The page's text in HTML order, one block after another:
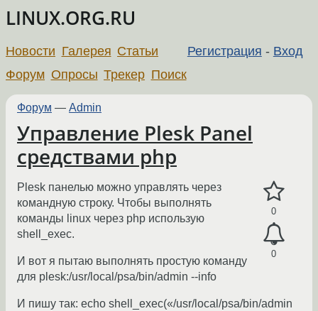
LINUX.ORG.RU
Регистрация - Вход
Новости Галерея Статьи
Форум Опросы Трекер Поиск
Форум — Admin
Управление Plesk Panel
средствами php
0
0
Plesk панелью можно управлять через
командную строку. Чтобы выполнять
команды linux через php использую
shell_exec.
И вот я пытаю выполнять простую команду
для plesk:/usr/local/psa/bin/admin --info
И пишу так: echo shell_exec(«/usr/local/psa/bin/admin